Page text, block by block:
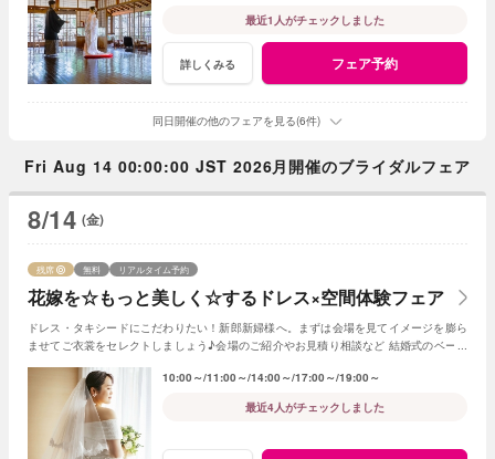
最近1人がチェックしました
詳しくみる フェア予約
同日開催の他のフェアを見る(6件)
Fri Aug 14 00:00:00 JST 2026月開催のブライダルフェア
8/14 (金)
花嫁を☆もっと美しく☆するドレス×空間体験フェア
残席 無料 リアルタイム予約
ドレス・タキシードにこだわりたい！新郎新婦様へ。まずは会場を見てイメージを膨ら
ませてご衣裳をセレクトしましょう♪会場のご紹介やお見積り相談など 結婚式のベース
10:00～ 11:00～ 14:00～ 17:00～ 19:00～
最近4人がチェックしました